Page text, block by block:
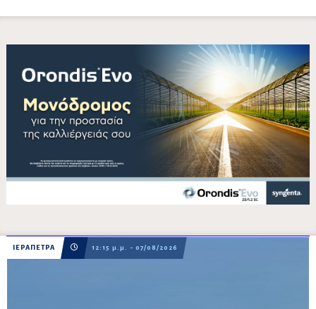
ΙΕΡΑΠΕΤΡΑ 12:15 μ.μ. - 07/08/2026